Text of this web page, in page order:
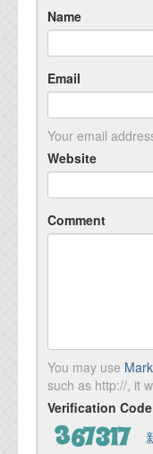
Name
Email
Your email
Website
Comment
You may use
such as http://, it
Verification Code